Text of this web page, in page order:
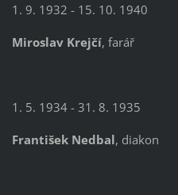
1. 9. 1932 - 15. 10. 1940
Miroslav Krejčí, farář
1. 5. 1934 - 31. 8. 1935
František Nedbal, diakon